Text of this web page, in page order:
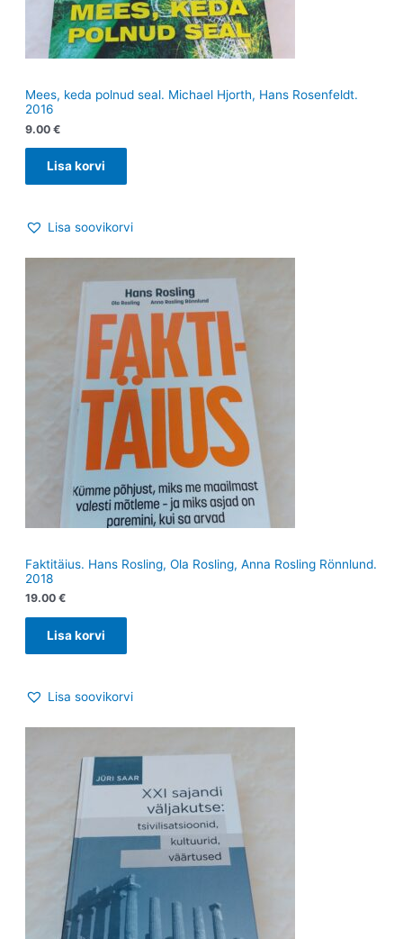
Mees, keda polnud seal. Michael Hjorth, Hans Rosenfeldt.
2016
9.00 €
Lisa korvi
Lisa soovikorvi
Faktitäius. Hans Rosling, Ola Rosling, Anna Rosling Rönnlund.
2018
19.00 €
Lisa korvi
Lisa soovikorvi